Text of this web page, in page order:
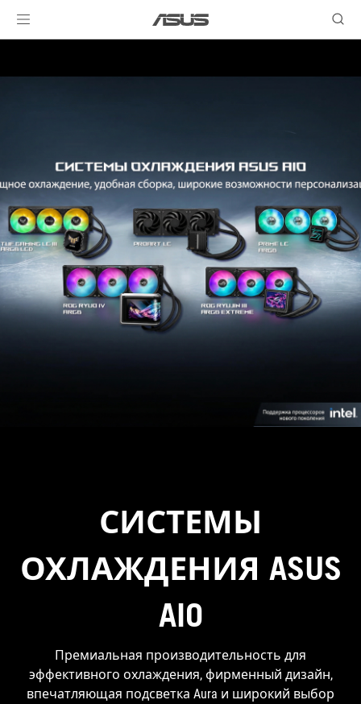
СИСТЕМЫ
ОХЛАЖДЕНИЯ ASUS
AIO
Премиальная производительность для
эффективного охлаждения, фирменный дизайн,
впечатляющая подсветка Aura и широкий выбор